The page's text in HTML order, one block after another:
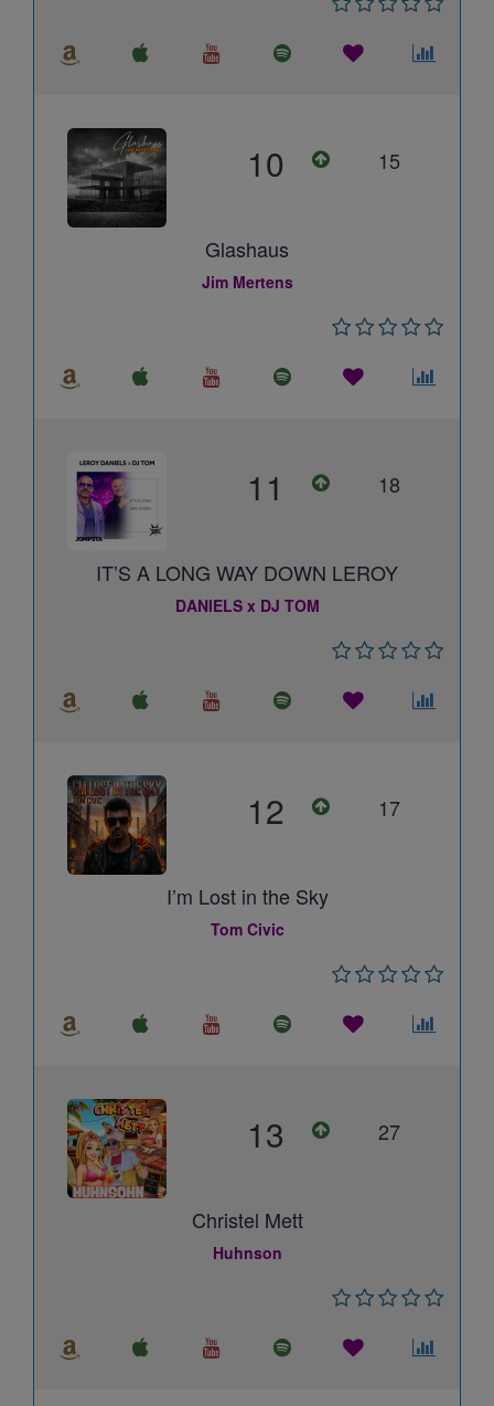
10 15
Glashaus
Jim Mertens
11 18
IT’S A LONG WAY DOWN LEROY
DANIELS x DJ TOM
12 17
I’m Lost in the Sky
Tom Civic
13 27
Christel Mett
Huhnson